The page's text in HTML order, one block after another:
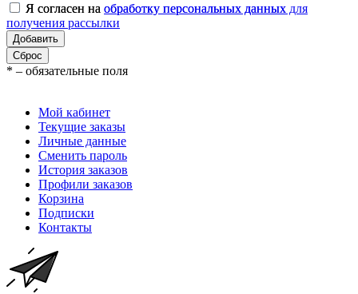
Я согласен на обработку персональных данных
Я согласен на обработку персональных данных для
получения рассылки
* – обязательные поля
Мой кабинет
Текущие заказы
Личные данные
Сменить пароль
История заказов
Профили заказов
Корзина
Подписки
Контакты